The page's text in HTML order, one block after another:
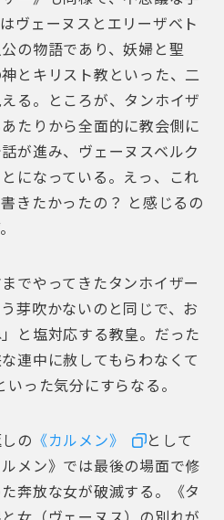
ヴェーヌスとエリーザベト
の物語であり、妖婦と聖
とキリスト教といった、二
る。ところが、タンホイザ
たりから全面的に教会側に
が進み、ヴェーヌスベルク
になっている。えっ、これ
きたかったの？ と感じるの
でやってきたタンホイザー
芽吹かないのと同じで、お
と塩対応する教皇。だった
連中に赦してもらわなくて
った気分にすらなる。
の 《カルメン》
として
メン》では最後の場面で修
奔放な女が破滅する。《タ